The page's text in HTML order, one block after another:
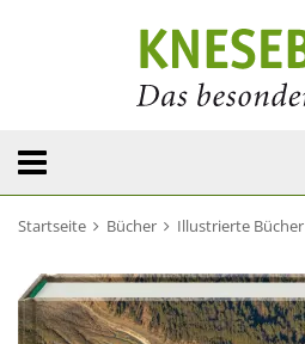
Startseite Bücher Illustrierte Bücher